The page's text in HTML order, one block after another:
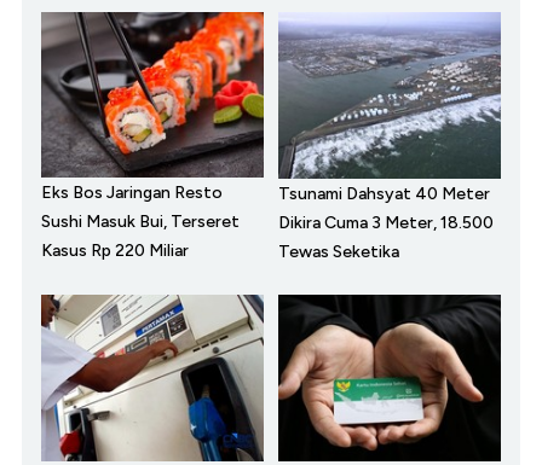
Eks Bos Jaringan Resto
Sushi Masuk Bui, Terseret
Kasus Rp 220 Miliar
Tsunami Dahsyat 40 Meter
Dikira Cuma 3 Meter, 18.500
Tewas Seketika